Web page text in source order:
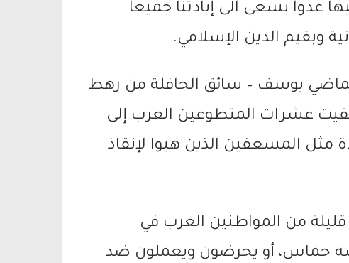
عدوا يسعى الى إبادتنا جميعا
وبقيم الدين الإسلامي.
يوسف – سائق الحافلة من رهط
عشرات المتطوعين العرب إلى
مثل المسعفين الذين هبوا لإنقاذ
قليلة من المواطنين العرب في
حماس، أو يحرضون ويعملون ضد